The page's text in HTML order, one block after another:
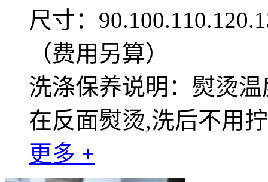
尺寸：
（费用另算）
洗涤保养说明：熨烫
在反面熨烫,洗后不用
更多 +